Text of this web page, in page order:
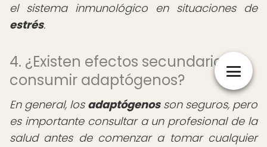
el sistema inmunológico en situaciones de
estrés.
4. ¿Existen efectos secundarios al
consumir adaptógenos?
En general, los adaptógenosson seguros, pero
es importante consultar a un profesional de la
salud antes de comenzar a tomar cualquier